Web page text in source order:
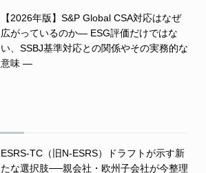
【2026年版】S&P Global CSA対応はなぜ
広がっているのか― ESG評価だけではな
い、SSBJ基準対応との関係やその実務的な
意味 ―
ESRS-TC（旧N-ESRS）ドラフトが示す新
たな選択肢──親会社・欧州子会社が今整理